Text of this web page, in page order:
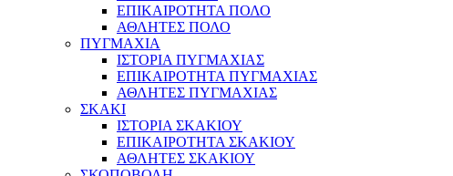
ΕΠΙΚΑΙΡΟΤΗΤΑ ΠΟΛΟ
ΑΘΛΗΤΕΣ ΠΟΛΟ
ΠΥΓΜΑΧΙΑ
ΙΣΤΟΡΙΑ ΠΥΓΜΑΧΙΑΣ
ΕΠΙΚΑΙΡΟΤΗΤΑ ΠΥΓΜΑΧΙΑΣ
ΑΘΛΗΤΕΣ ΠΥΓΜΑΧΙΑΣ
ΣΚΑΚΙ
ΙΣΤΟΡΙΑ ΣΚΑΚΙΟΥ
ΕΠΙΚΑΙΡΟΤΗΤΑ ΣΚΑΚΙΟΥ
ΑΘΛΗΤΕΣ ΣΚΑΚΙΟΥ